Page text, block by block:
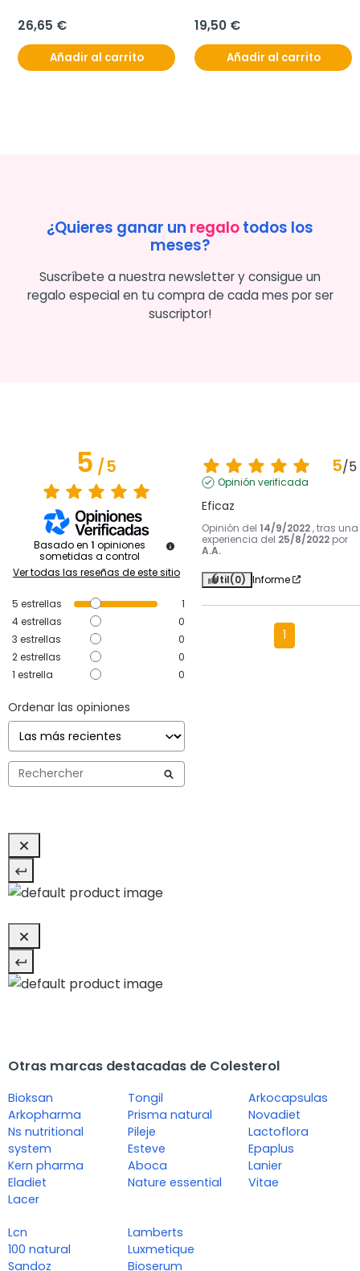
26,65 €
Añadir al carrito
19,50 €
Añadir al carrito
¿Quieres ganar un regalotodos los
meses?
Suscríbete a nuestra newsletter y consigue un
regalo especial en tu compra de cada mes por ser
suscriptor!
5/5
Basado en 1 opiniones
sometidas a control
Ver todas las reseñas de este sitio
5 estrellas
1
4estrellas
0
3 estrellas
0
2estrellas
0
1 estrella 0
Ordenar las opiniones
5/5
Opinión verificada
Eficaz
Opinión del 14/9/2022 , tras una
experiencia del 25/8/2022 por
A.A.
Útil(0) Informe
1
Otras marcas destacadas de Colesterol
Bioksan
Arkopharma
Ns nutritional
system
Kern pharma
Eladiet
Lacer
Tongil
Prisma natural
Pileje
Esteve
Aboca
Nature essential
Arkocapsulas
Novadiet
Lactoflora
Epaplus
Lanier
Vitae
Lcn
100 natural
Sandoz
Lamberts
Luxmetique
Bioserum